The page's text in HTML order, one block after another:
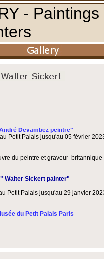
Devambez peintre"
Petit Palais jusqu'au 05 février
du peintre et graveur
" Walter Sickert painter"
Petit Palais jusqu'au 29 janvier
du Petit Palais Paris